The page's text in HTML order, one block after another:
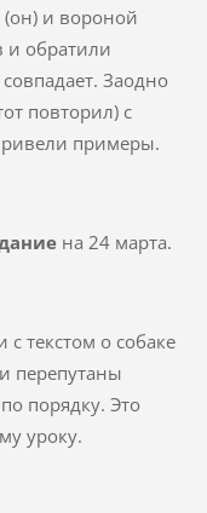
и вороной
и обратили
Заодно
повторил) с
примеры.
на 24 марта.
с текстом о собаке
перепутаны
порядку. Это
уроку.